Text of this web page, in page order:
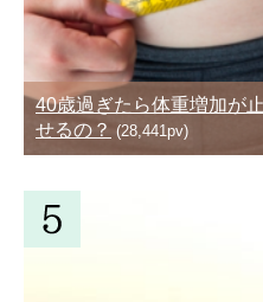
40歳過ぎたら体重増加が
せるの？ (28,441pv)